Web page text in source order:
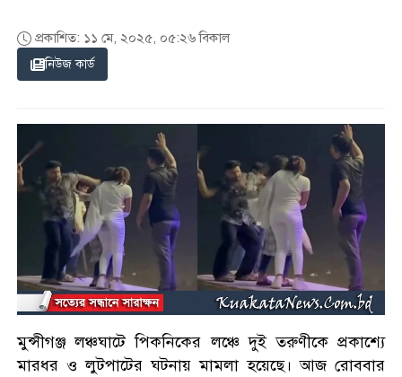
প্রকাশিত: ১১ মে, ২০২৫, ০৫:২৬ বিকাল
নিউজ কার্ড
মুন্সীগঞ্জ লঞ্চঘাটে পিকনিকের লঞ্চে দুই তরুণীকে প্রকাশ্যে
মারধর ও লুটপাটের ঘটনায় মামলা হয়েছে। আজ রোববার